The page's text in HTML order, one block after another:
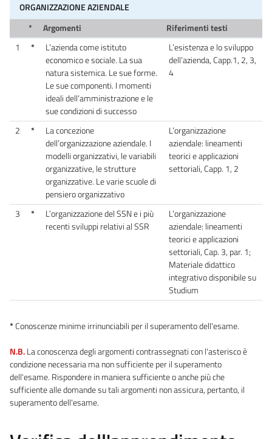
ORGANIZZAZIONE AZIENDALE
*
Argomenti
Riferimenti testi
1
*
L’azienda come istituto
economico e sociale. La sua
natura sistemica. Le sue forme.
Le sue componenti. I momenti
ideali dell’amministrazione e le
sue condizioni di successo
L’esistenza e lo sviluppo
dell’azienda, Capp.1, 2, 3,
4
2 *
La concezione
dell’organizzazione aziendale. I
modelli organizzativi, le variabili
organizzative, le strutture
organizzative. Le varie scuole di
pensiero organizzativo
L’organizzazione
aziendale: lineamenti
teorici e applicazioni
settoriali, Capp. 1, 2
3 *
L’organizzazione del SSN e i più
recenti sviluppi relativi al SSR
L’organizzazione
aziendale: lineamenti
teorici e applicazioni
settoriali, Cap. 3, par. 1;
Materiale didattico
integrativo disponibile su
Studium
*Conoscenze minime irrinunciabili per il superamento dell'esame.
N.B.La conoscenza degli argomenti contrassegnati con l'asterisco è
condizione necessaria ma non sufficiente per il superamento
dell'esame. Rispondere in maniera sufficiente o anche più che
sufficiente alle domande su tali argomenti non assicura, pertanto, il
superamento dell'esame.